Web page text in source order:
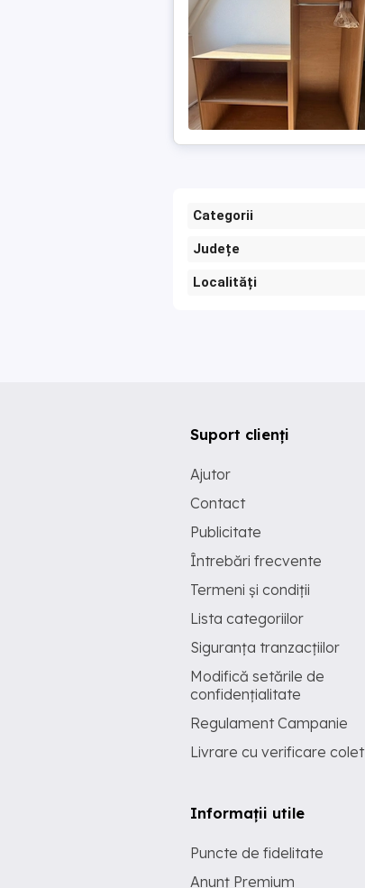
Categorii
Județe
Localități
Suport clienți
Ajutor
Contact
Publicitate
Întrebări frecvente
Termeni și condiții
Lista categoriilor
Siguranța tranzacțiilor
Modifică setările de
confidențialitate
Regulament Campanie
Livrare cu verificare colet
Informații utile
Puncte de fidelitate
Anunț Premium